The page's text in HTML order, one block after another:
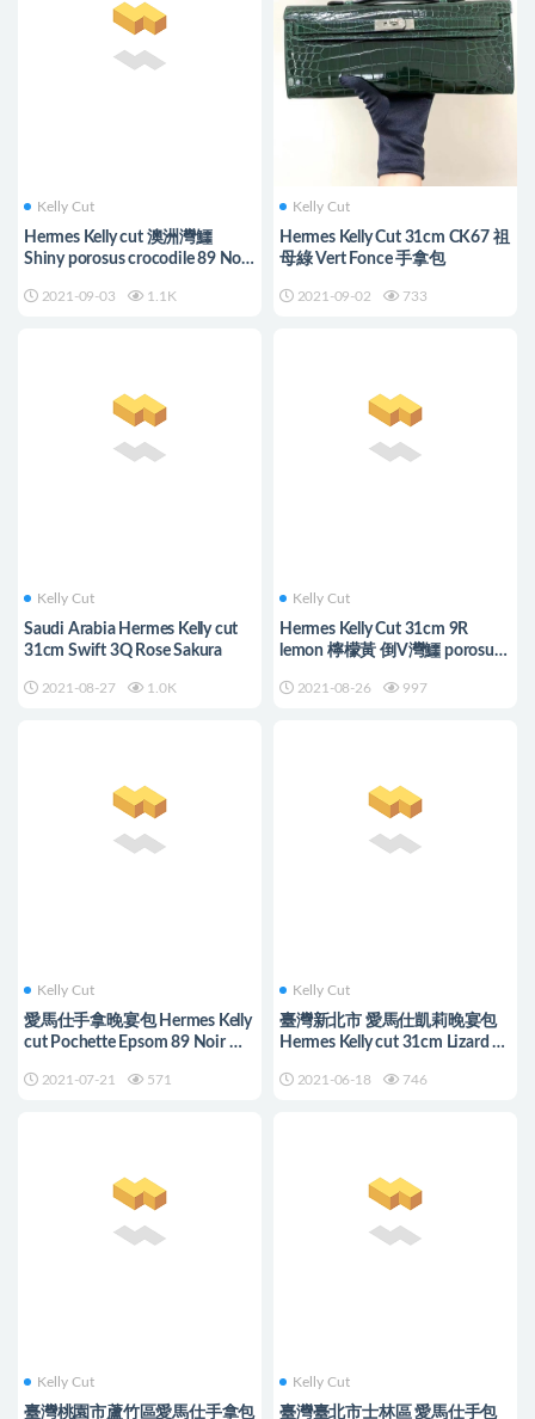
Kelly Cut
Hermes Kelly cut 澳洲灣鱷
Shiny porosus crocodile 89 Noir
2021-09-03 1.1K
Kelly Cut
Hermes Kelly Cut 31cm CK67 祖
母綠 Vert Fonce 手拿包
2021-09-02 733
Kelly Cut
Saudi Arabia Hermes Kelly cut
31cm Swift 3Q Rose Sakura
2021-08-27 1.0K
Kelly Cut
Hermes Kelly Cut 31cm 9R
lemon 檸檬黃 倒V灣鱷 porosus
2021-08-26 997
Kelly Cut
愛馬仕手拿晚宴包 Hermes Kelly
cut Pochette Epsom 89 Noir 黑
2021-07-21 571
Kelly Cut
臺灣新北市 愛馬仕凱莉晚宴包
Hermes Kelly cut 31cm Lizard 01
2021-06-18 746
Kelly Cut
臺灣桃園市蘆竹區愛馬仕手拿包
Kelly Cut
臺灣臺北市士林區 愛馬仕手包